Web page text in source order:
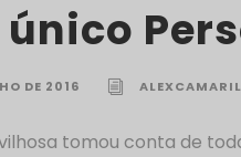
único
DE 2016
tomou conta de